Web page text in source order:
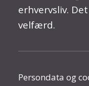
erhvervsliv.
velfærd.
Persondata og